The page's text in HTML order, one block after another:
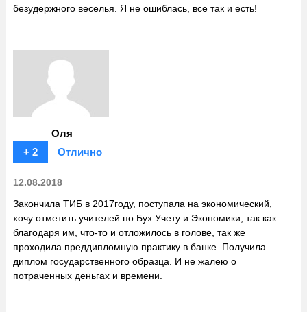
безудержного веселья. Я не ошиблась, все так и есть!
Оля
+ 2
Отлично
12.08.2018
Закончила ТИБ в 2017году, поступала на экономический,
хочу отметить учителей по Бух.Учету и Экономики, так как
благодаря им, что-то и отложилось в голове, так же
проходила преддипломную практику в банке. Получила
диплом государственного образца. И не жалею о
потраченных деньгах и времени.